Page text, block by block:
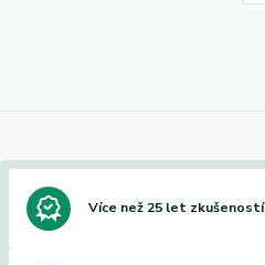
Více než 25 let zkušeností